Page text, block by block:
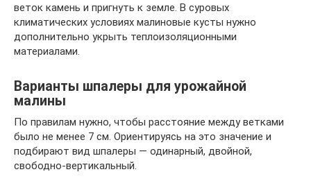
веток камень и пригнуть к земле. В суровых
климатических условиях малиновые кусты нужно
дополнительно укрыть теплоизоляционными
материалами.
Варианты шпалеры для урожайной
малины
По правилам нужно, чтобы расстояние между ветками
было не менее 7 см. Ориентируясь на это значение и
подбирают вид шпалеры — одинарный, двойной,
свободно-вертикальный.